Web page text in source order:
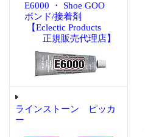
E6000 ・ Shoe GOO
ボンド/接着剤
【Eclectic Products
正規販売代理店】
ラインストーン ピッカ
ー